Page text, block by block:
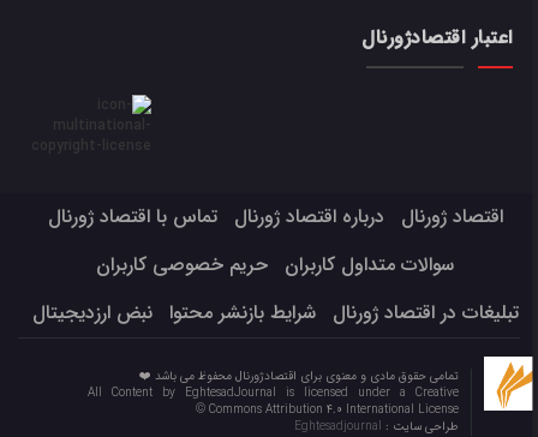
اعتبار اقتصادژورنال
اقتصاد ژورنال درباره اقتصاد ژورنال
تماس با اقتصاد ژورنال
سوالات متداول کاربران
حریم خصوصی کاربران
تبلیغات در اقتصاد ژورنال
شرایط بازنشر محتوا نبض ارزدیجیتال
تمامی حقوق مادی و معنوی برای اقتصادژورنال محفوظ می باشد ❤️
All Content by EghtesadJournal is licensed under a Creative
Commons Attribution 4.0 International License ©️
طراحی سایت :